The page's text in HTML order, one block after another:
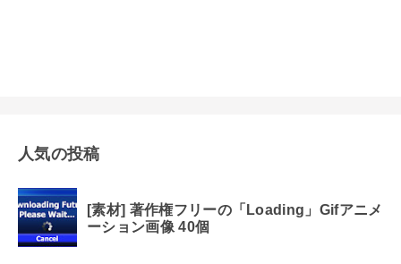
人気の投稿
[素材] 著作権フリーの「Loading」Gifアニメ
ーション画像 40個